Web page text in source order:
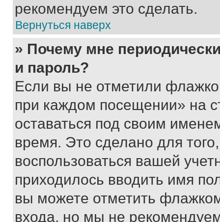
рекомендуем это сделать.
Вернуться наверх
» Почему мне
и пароль?
Если вы не отметили
при каждом посещении» на
оставаться под своим
время. Это сделано для
воспользоваться вашей
приходилось вводить имя
вы можете отметить
входа, но мы не